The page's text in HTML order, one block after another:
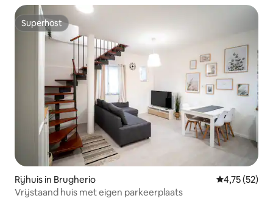
Superhost
Superhost
Rijhuis in Brugherio Gemiddelde
4,75 (52)
Vrijstaand huis met eigen parkeerplaats